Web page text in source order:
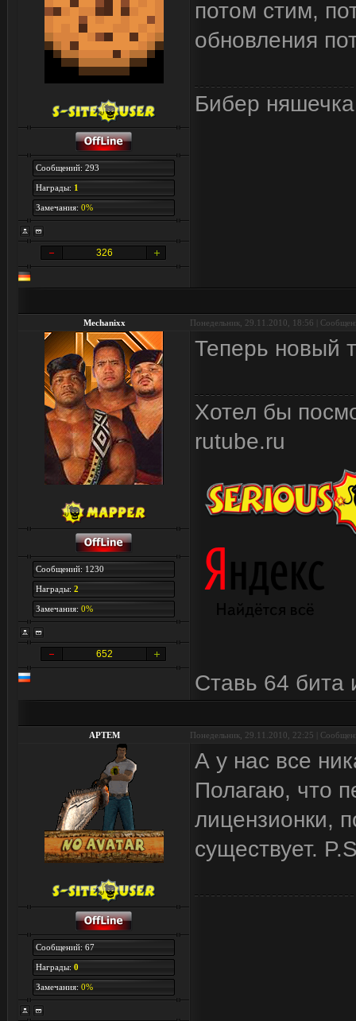
Сообщений: 293
Награды: 1
Замечания: 0%
326
потом стим,
обновления
Бибер
Mechanixx Понедельник, 29.11.2010, 18:56 |
Сообщений: 1230
Награды: 2
Замечания: 0%
652
Теперь новый
Хотел бы
rutube.ru
Ставь 64 бита
APTEM Понедельник, 29.11.2010, 22:25 |
Сообщений: 67
Награды: 0
Замечания: 0%
А у нас все
Полагаю, что
лицензионки,
существует.